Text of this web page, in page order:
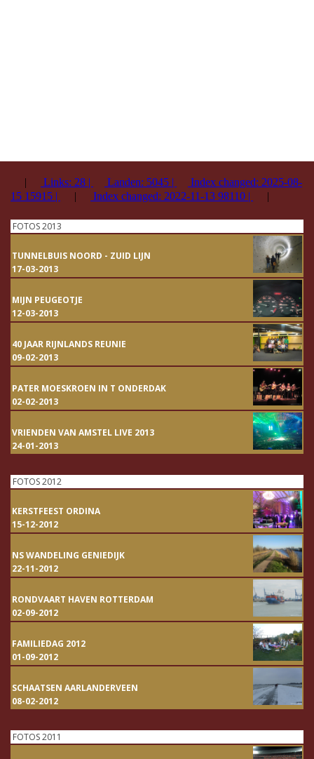
FOTOS 2013
TUNNELBUIS NOORD - ZUID LIJN
17-03-2013
MIJN PEUGEOTJE
12-03-2013
40 JAAR RIJNLANDS REUNIE
09-02-2013
PATER MOESKROEN IN T ONDERDAK
02-02-2013
VRIENDEN VAN AMSTEL LIVE 2013
24-01-2013
FOTOS 2012
KERSTFEEST ORDINA
15-12-2012
NS WANDELING GENIEDIJK
22-11-2012
RONDVAART HAVEN ROTTERDAM
02-09-2012
FAMILIEDAG 2012
01-09-2012
SCHAATSEN AARLANDERVEEN
08-02-2012
FOTOS 2011